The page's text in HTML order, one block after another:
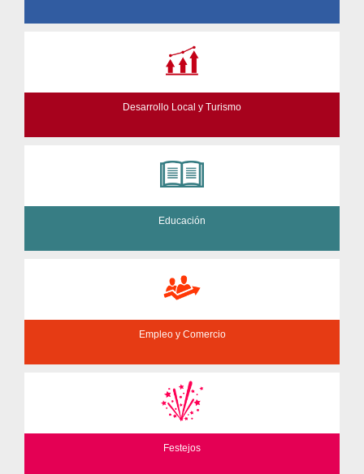
Desarrollo Local y Turismo
Educación
Empleo y Comercio
Festejos